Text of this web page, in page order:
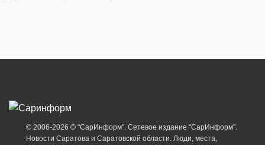
© 2006-2026 © "СарИнформ". Сетевое издание "СарИнформ".
Новости Саратова и Саратовской области. Люди, места,